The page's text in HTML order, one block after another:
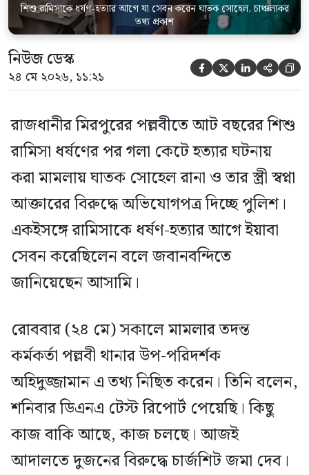
শিশু রামিসাকে ধর্ষণ-হত্যার আগে যা সেবন করেন ঘাতক সোহেল, চাঞ্চল্যকর
তথ্য প্রকাশ
নিউজ ডেস্ক
২৪ মে ২০২৬, ১১:২১     
রাজধানীর মিরপুরের পল্লবীতে আট বছরের শিশু
রামিসা ধর্ষণের পর গলা কেটে হত্যার ঘটনায়
করা মামলায় ঘাতক সোহেল রানা ও তার স্ত্রী স্বপ্না
আক্তারের বিরুদ্ধে অভিযোগপত্র দিচ্ছে পুলিশ।
একইসঙ্গে রামিসাকে ধর্ষণ-হত্যার আগে ইয়াবা
সেবন করেছিলেন বলে জবানবন্দিতে
জানিয়েছেন আসামি।
রোববার (২৪ মে) সকালে মামলার তদন্ত
কর্মকর্তা পল্লবী থানার উপ-পরিদর্শক
অহিদুজ্জামান এ তথ্য নিছিত করেন। তিনি বলেন,
শনিবার ডিএনএ টেস্ট রিপোর্ট পেয়েছি। কিছু
কাজ বাকি আছে, কাজ চলছে। আজই
আদালতে দুজনের বিরুদ্ধে চার্জশিট জমা দেব।